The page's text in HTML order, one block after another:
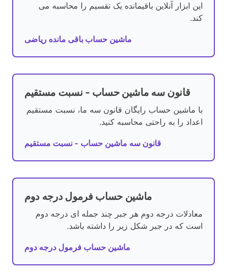
این ابزار آنلاین باقیمانده یک تقسیم را محاسبه می
کند.
ماشین حساب باقی مانده ریاضی
قانون سه ماشین حساب - نسبت مستقیم
با ماشین حساب رایگان قانون سه ما، نسبت مستقیم
اعداد را به راحتی محاسبه کنید.
قانون سه ماشین حساب - نسبت مستقیم
ماشین حساب فرمول درجه دوم
معادلات درجه دوم هر جبر چند جمله ای درجه دوم
است که در جبر شکل زیر را داشته باشد.
ماشین حساب فرمول درجه دوم